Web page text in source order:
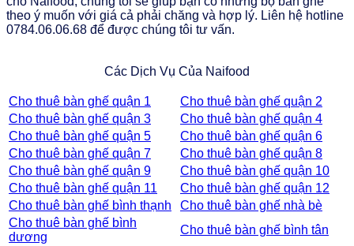
theo ý muốn với giá cả phải chăng và hợp lý. Liên hệ hotline
0784.06.06.68 để được chúng tôi tư vấn.
Các Dịch Vụ Của Naifood
Cho thuê bàn ghế quận 1
Cho thuê bàn ghế quận 2
Cho thuê bàn ghế quận 3
Cho thuê bàn ghế quận 4
Cho thuê bàn ghế quận 5
Cho thuê bàn ghế quận 6
Cho thuê bàn ghế quận 7
Cho thuê bàn ghế quận 8
Cho thuê bàn ghế quận 9
Cho thuê bàn ghế quận 10
Cho thuê bàn ghế quận 11
Cho thuê bàn ghế quận 12
Cho thuê bàn ghế bình thạnh
Cho thuê bàn ghế nhà bè
Cho thuê bàn ghế bình
dương
Cho thuê bàn ghế bình tân